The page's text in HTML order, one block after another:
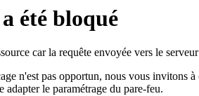
été bloqué
car la requête envoyée vers le
n'est pas opportun, nous vous invitons à
le paramétrage du pare-feu.